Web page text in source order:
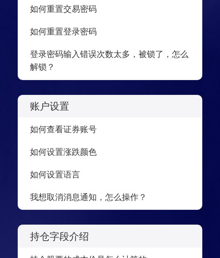
如何重置交易密码
如何重置登录密码
登录密码输入错误次数太多，被锁了，怎么
解锁？
账户设置
如何查看证券账号
如何设置涨跌颜色
如何设置语言
我想取消消息通知，怎么操作？
持仓字段介绍